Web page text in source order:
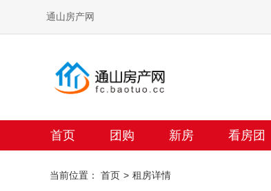
通山房产网
首页 团购 新房 看房团
当前位置： 首页 租房详情